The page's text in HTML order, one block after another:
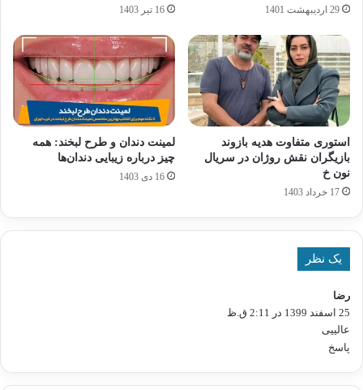
29 اردیبهشت 1401 16 تیر 1403
استوری متفاوت هدیه بازوند
بازیگران نقش روژان در سریال
نون خ
17 خرداد 1403
لمینت دندان و طرح لبخند: همه
چیز درباره زیبایی دندان‌ها
16 دی 1403
یک نظر
رضا
ف
ت
:
25 اسفند 1399 در 2:11 ق.ظ
عالییی
پاسخ